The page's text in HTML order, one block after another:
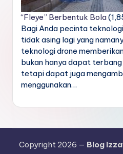
“Fleye” Berbentuk Bola
Bagi Anda pecinta
tidak asing lagi yang
teknologi drone
bukan hanya dapat
tetapi dapat juga
menggunakan…
Copyright 2026 — Blog